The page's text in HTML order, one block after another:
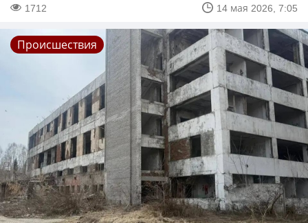
1712 14 мая 2026, 7:05
Происшествия